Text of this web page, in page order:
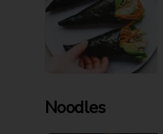
Noodles